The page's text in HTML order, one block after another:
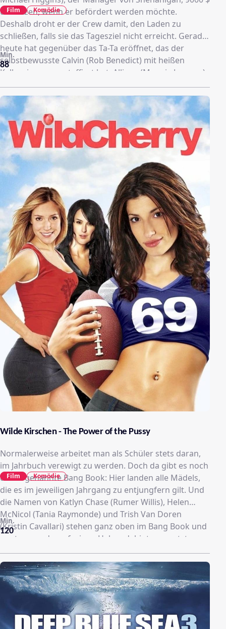
umsetzen, wenn er befördert werden möchte.
Deshalb droht er der Crew damit, den Laden zu
schließen, falls sie das Tagesziel nicht erreicht. Gerade
heute hat gegenüber das Ta-Ta eröffnet, das der
selbstbewusste Calvin (Rob Benedict) mit heißen
Kellnerinnen ausstaffiert hat. Allison (Maggie Lawson)
hat im Ta-ta ihren ersten Tag und ist nervös. Sie und
Calvin machen erste Erfahrungen. Im Shenanigan
versucht der Koch Mason (Rob Kerkovich)
unterdessen, cool zu bleiben, und Dennis will lernen,
wie man Frauen anmacht. An diesem Tag werden alle
Arbeiter mit ihren größten Ängsten konfrontiert...
88
Min.
Film Komödie
Wilde Kirschen - The Power of the Pussy
Normalerweise arbeitet man als Schüler stets daran,
im Jahrbuch verewigt zu werden. Doch da gibt es noch
das sogenannte Bang Book: Hier landen alle Mädels,
die es im jeweiligen Jahrgang zu entjungfern gilt. Und
die Namen von Katlyn Chase (Rumer Willis), Helen
McNicol (Tania Raymonde) und Trish Van Doren
(Kristin Cavallari) stehen ganz oben im Bang Book und
warten nur darauf, einen Haken dahinter gesetzt zu
bekommen. Doch die drei Mädels wissen sich mit ganz
eigenen Waffen der Stelzböcke zu erwehren…
120
Min.
Film Komödie